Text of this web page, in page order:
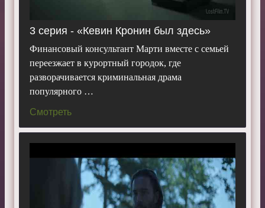
3 серия - «Кевин Кронин был здесь»
Финансовый консультант Марти вместе с семьей
переезжает в курортный городок, где
разворачивается криминальная драма
популярного …
Смотреть